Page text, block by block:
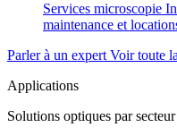
Services microscopie
maintenance et
Parler à un expert Voir toute
Applications
Solutions optiques par